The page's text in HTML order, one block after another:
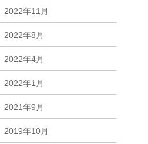
2022年11月
2022年8月
2022年4月
2022年1月
2021年9月
2019年10月